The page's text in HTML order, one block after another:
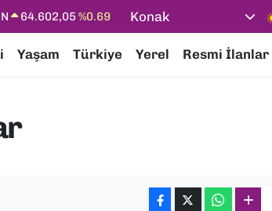
47,6006%0.06
Konak
Yaşam Türkiye Yerel Resmi İlanlar